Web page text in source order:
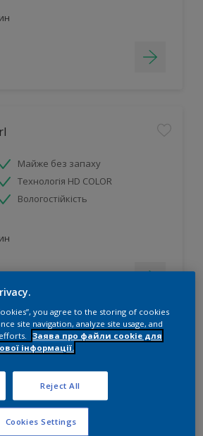
Майже без запаху
Технологія HD COLOR
Вологостійкість
Зручне застосування
Висока стійкість до стирання
Миється
you agree to the storing of cookies
site navigation, analyze site usage, and
Заява про файли cookie для
інформації.
Reject All
Cookies Settings